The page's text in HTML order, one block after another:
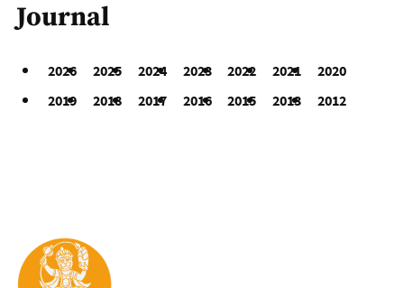
Journal
2026 2025 2024 2023 2022 2021
2020
2019
2018 2017 2016 2015 2013 2012